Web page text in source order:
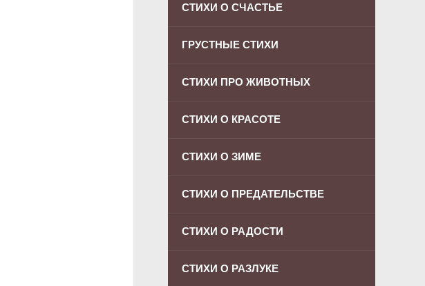
СТИХИ О СЧАСТЬЕ
ГРУСТНЫЕ СТИХИ
СТИХИ ПРО ЖИВОТНЫХ
СТИХИ О КРАСОТЕ
СТИХИ О ЗИМЕ
СТИХИ О ПРЕДАТЕЛЬСТВЕ
СТИХИ О РАДОСТИ
СТИХИ О РАЗЛУКЕ